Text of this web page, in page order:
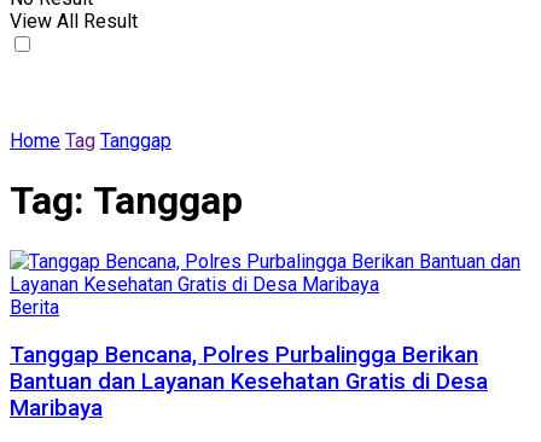
View All Result
Home Tag Tanggap
Tag: Tanggap
Berita
Tanggap Bencana, Polres Purbalingga Berikan
Bantuan dan Layanan Kesehatan Gratis di Desa
Maribaya